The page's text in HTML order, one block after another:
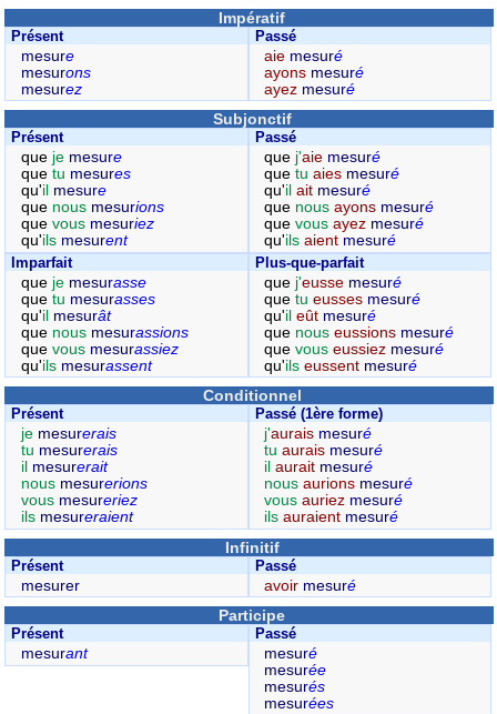
Impératif
Présent
mesure
mesurons
mesurez
Passé
aie mesuré
ayons mesuré
ayez mesuré
Subjonctif
Présent
que je mesure
que tu mesures
qu'il mesure
que nous mesurions
que vous mesuriez
qu'ils mesurent
Passé
que j'aie mesuré
quetuaies mesuré
qu'ilait mesuré
que nousayons mesuré
quevousayez mesuré
qu'ilsaient mesuré
Imparfait
que je mesurasse
que tu mesurasses
qu'il mesurât
que nous mesurassions
que vous mesurassiez
qu'ils mesurassent
Plus-que-parfait
que j'eusse mesuré
quetueusses mesuré
qu'ileût mesuré
que nouseussions mesuré
quevouseussiez mesuré
qu'ilseussent mesuré
Conditionnel
Présent
je mesurerais
tu mesurerais
il mesurerait
nous mesurerions
vous mesureriez
ils mesureraient
Passé (1ère forme)
j'aurais mesuré
tuaurais mesuré
ilaurait mesuré
nousaurions mesuré
vousauriez mesuré
ilsauraient mesuré
Infinitif
Présent
mesurer
Passé
avoir mesuré
Participe
Présent
mesurant
Passé
mesuré
mesurée
mesurés
mesurées